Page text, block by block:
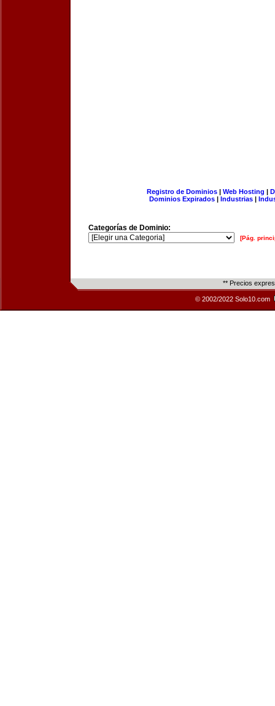
Registro de Dominios| Web Hosting |
Dominios Expirados | Industrias |
Categorías de Dominio:
[Pág.
** Precios
© 2002/2022 Solo10.com